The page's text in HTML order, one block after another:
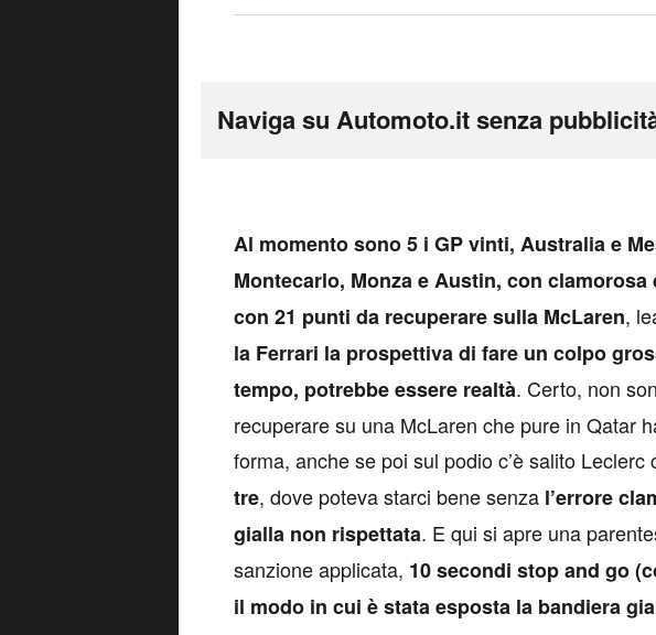
Naviga su Automoto.it senza
Al momento sono 5 i GP vinti, Australia e
Montecarlo, Monza e Austin, con
con 21 punti da recuperare sulla McLaren,
la Ferrari la prospettiva di fare un colpo
tempo, potrebbe essere realtà. Certo, non
recuperare su una McLaren che pure in Qatar
forma, anche se poi sul podio c’è salito Leclerc
tre, dove poteva starci bene senza l’errore
gialla non rispettata. E qui si apre una
sanzione applicata, 10 secondi stop and go
il modo in cui è stata esposta la bandiera